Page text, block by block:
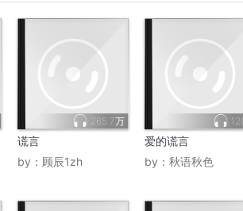
265.7万
谎言
by： 顾辰1zh
爱的谎言
by： 秋语秋色